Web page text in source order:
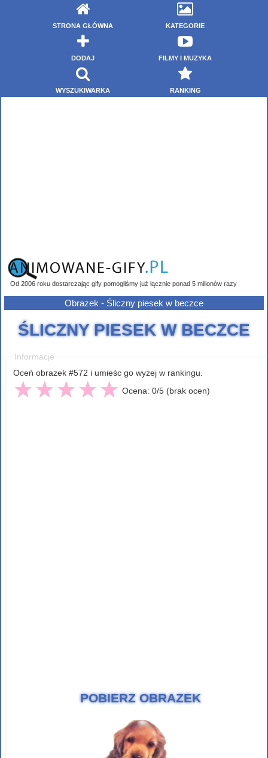
STRONA GŁÓWNA KATEGORIE
DODAJ FILMY I MUZYKA
WYSZUKIWARKA RANKING
Od 2006 roku dostarczając gify pomogliśmy już łącznie ponad 5 milionów razy
Obrazek - Śliczny piesek w beczce
ŚLICZNY PIESEK W BECZCE
Informacje
Oceń obrazek #572 i umieśc go wyżej w rankingu.
Ocena: 0/5 (brak ocen)
POBIERZ OBRAZEK